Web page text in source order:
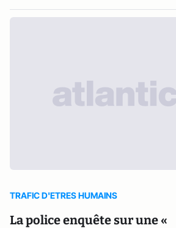
TRAFIC D'ETRES HUMAINS
La police enquête sur une «